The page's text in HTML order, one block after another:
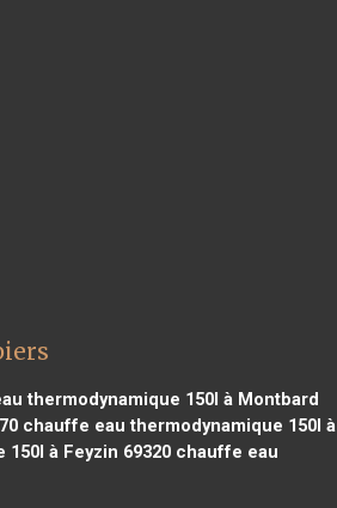
thermodynamique 150l à Montbard
chauffe eau thermodynamique 150l à
à Feyzin 69320chauffe eau